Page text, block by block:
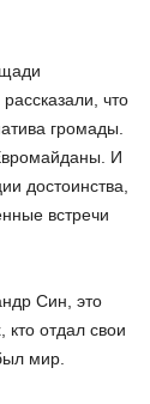
что
громады.
И
достоинства,
встречи
Син, это
кто отдал свои
мир.